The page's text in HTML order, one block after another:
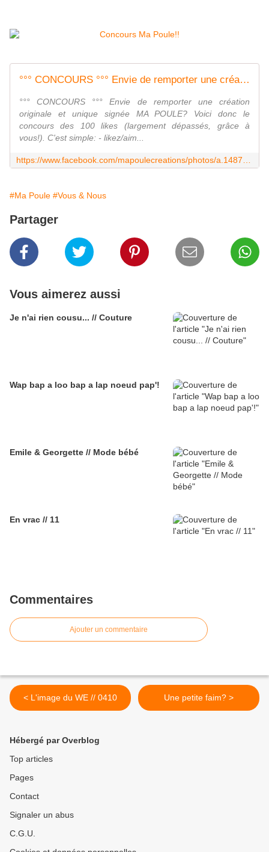
°°° CONCOURS °°° Envie de remporter une création
°°° CONCOURS °°° Envie de remporter une création
originale et unique signée MA POULE? Voici donc le
concours des 100 likes (largement dépassés, grâce à
vous!). C'est simple: - likez/aim...
#Ma Poule #Vous & Nous
Partager
Vous aimerez aussi
Je n'ai rien cousu... // Couture
Wap bap a loo bap a lap noeud pap'!
Emile & Georgette // Mode bébé
En vrac // 11
Commentaires
Ajouter un commentaire
< L'image du WE // 0410 Une petite faim? >
Hébergé par Overblog
Top articles
Pages
Contact
Signaler un abus
C.G.U.